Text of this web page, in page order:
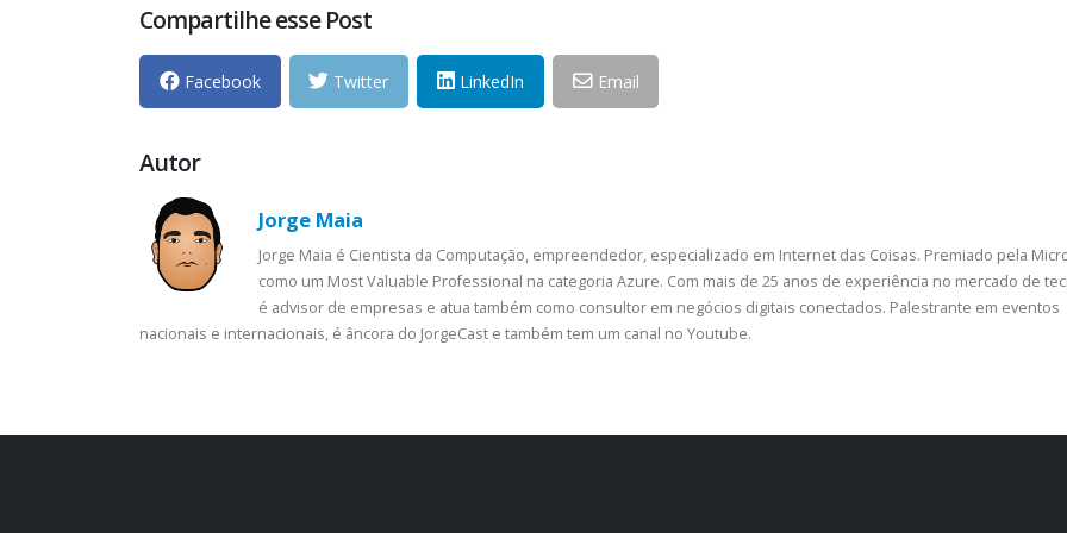
Compartilhe esse Post
Facebook Twitter LinkedIn Email
Autor
Jorge Maia
Jorge Maia é Cientista da Computação, empreendedor, especializado em Internet das Coisas. Premiado pela
como um Most Valuable Professional na categoria Azure. Com mais de 25 anos de experiência no mercado de
é advisor de empresas e atua também como consultor em negócios digitais conectados. Palestrante em eventos
nacionais e internacionais, é âncora do JorgeCast e também tem um canal no Youtube.